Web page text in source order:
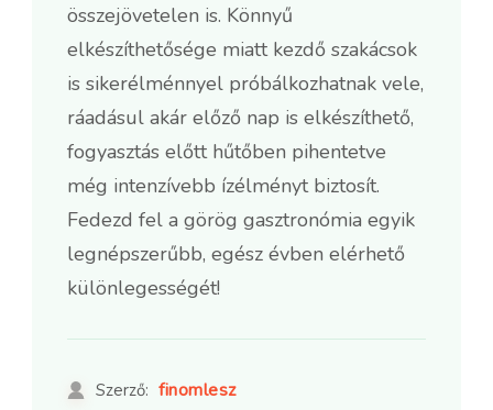
összejövetelen is. Könnyű
elkészíthetősége miatt kezdő szakácsok
is sikerélménnyel próbálkozhatnak vele,
ráadásul akár előző nap is elkészíthető,
fogyasztás előtt hűtőben pihentetve
még intenzívebb ízélményt biztosít.
Fedezd fel a görög gasztronómia egyik
legnépszerűbb, egész évben elérhető
különlegességét!
Szerző: finomlesz